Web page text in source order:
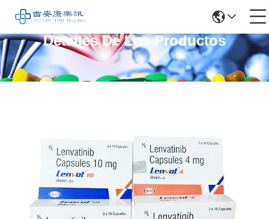
Detalles De Los Productos